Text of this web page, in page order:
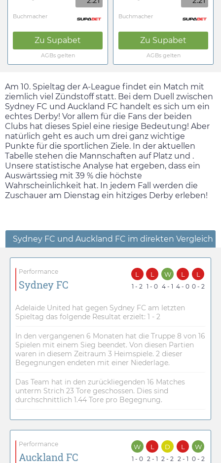
Buchmacher
Zu Supabet
AGBs gelten
Buchmacher
Zu Supabet
AGBs gelten
Am 10. Spieltag der A-League findet ein Match mit
ziemlich viel Zündstoff statt. Bei dem Duell zwischen
Sydney FC und Auckland FC handelt es sich um ein
echtes Derby! Vor allem für die Fans der beiden
Clubs hat dieses Spiel eine riesige Bedeutung! Aber
natürlich geht es auch um drei ganz wichtige
Punkte für die sportlichen Ziele. In der aktuellen
Tabelle stehen die Mannschaften auf Platz und .
Unsere statistische Analyse hat ergeben, dass ein
Auswärtssieg mit 39 % die höchste
Wahrscheinlichkeit hat. In jedem Fall werden die
Zuschauer am Dienstag ein hitziges Derby erleben!
Sydney FC und Auckland FC im direkten Vergleich
Performance
Sydney FC
L
1 - 2
L
1 - 0
W
4 - 1
L
4 - 0
L
0 - 2
Adelaide United hat gegen Sydney FC am letzten
Spieltag das folgende Resultat erzielt: 1 - 2
In den vergangenen 6 Monaten hat die Truppe 8 von 16
Spielen mit einem Sieg beendet. Von diesen Partien
waren in diesem Zeitraum 3 Heimspiele. 2 dieser
Begegnungen endeten mit einer Niederlage.
Das Team hat in den zurückliegenden 16 Matches
unterm Strich 23 Tore geschossen. Dies sind
durchschnittlich 1.44 Tore pro Begegnung.
Performance
Auckland FC
W
1 - 0
L
2 - 1
D
2 - 2
L
2 - 1
W
0 - 2